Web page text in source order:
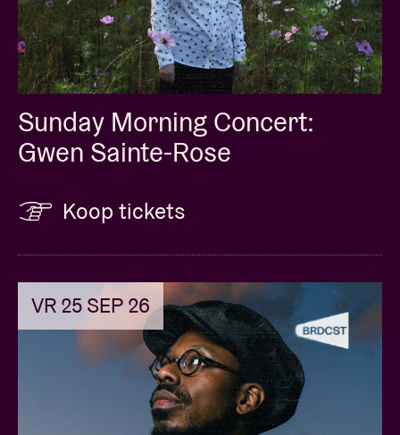
Sunday Morning Concert:
Gwen Sainte-Rose
Koop tickets
VR 25 SEP 26